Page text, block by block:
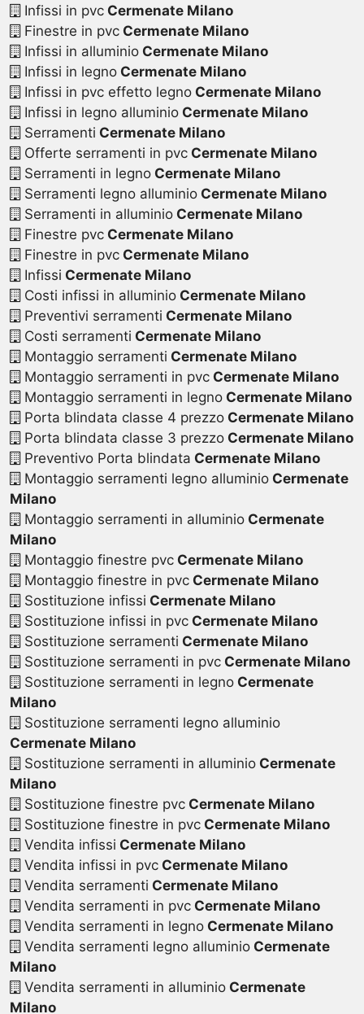
Infissi in pvcCermenate Milano
Finestre in pvcCermenate Milano
Infissi in alluminioCermenate Milano
Infissi in legnoCermenate Milano
Infissi in pvc effetto legnoCermenate Milano
Infissi in legno alluminioCermenate Milano
Serramenti Cermenate Milano
Offerte serramenti in pvcCermenate Milano
Serramenti in legnoCermenate Milano
Serramenti legno alluminioCermenate Milano
Serramenti in alluminioCermenate Milano
Finestre pvcCermenate Milano
Finestre in pvcCermenate Milano
Infissi Cermenate Milano
Costi infissi in alluminioCermenate Milano
Preventivi serramenti Cermenate Milano
Costi serramenti Cermenate Milano
Montaggio serramenti Cermenate Milano
Montaggio serramenti in pvcCermenate Milano
Montaggio serramenti in legnoCermenate Milano
Porta blindata classe 4 prezzoCermenate Milano
Porta blindata classe 3 prezzoCermenate Milano
Preventivo Porta blindata Cermenate Milano
Montaggio serramenti legno alluminioCermenate
Milano
Montaggio serramenti in alluminioCermenate
Milano
Montaggio finestre pvcCermenate Milano
Montaggio finestre in pvcCermenate Milano
Sostituzione infissi Cermenate Milano
Sostituzione infissi in pvcCermenate Milano
Sostituzione serramenti Cermenate Milano
Sostituzione serramenti in pvcCermenate Milano
Sostituzione serramenti in legnoCermenate
Milano
Sostituzione serramenti legno alluminio
Cermenate Milano
Sostituzione serramenti in alluminioCermenate
Milano
Sostituzione finestre pvcCermenate Milano
Sostituzione finestre in pvcCermenate Milano
Vendita infissi Cermenate Milano
Vendita infissi in pvcCermenate Milano
Vendita serramenti Cermenate Milano
Vendita serramenti in pvcCermenate Milano
Vendita serramenti in legnoCermenate Milano
Vendita serramenti legno alluminioCermenate
Milano
Vendita serramenti in alluminioCermenate
Milano